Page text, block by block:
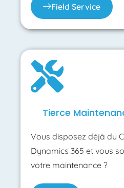
Field Service
Tierce
Vous disposez déjà du
Dynamics 365 et vous
votre maintenance ?